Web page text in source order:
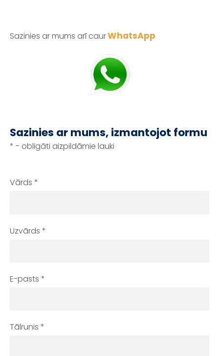
Sazinies ar mums arī caurWhatsApp
Sazinies ar mums, izmantojot formu
* - obligāti aizpildāmie lauki
Vārds *
Uzvārds *
E-pasts *
Tālrunis *